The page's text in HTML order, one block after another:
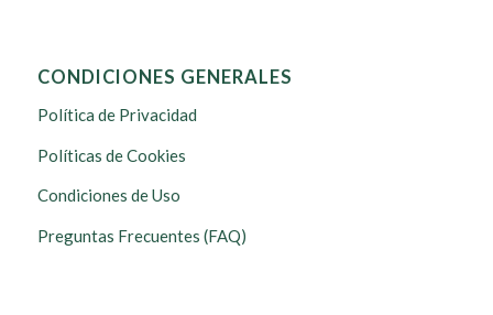
CONDICIONES GENERALES
Política de Privacidad
Políticas de Cookies
Condiciones de Uso
Preguntas Frecuentes (FAQ)